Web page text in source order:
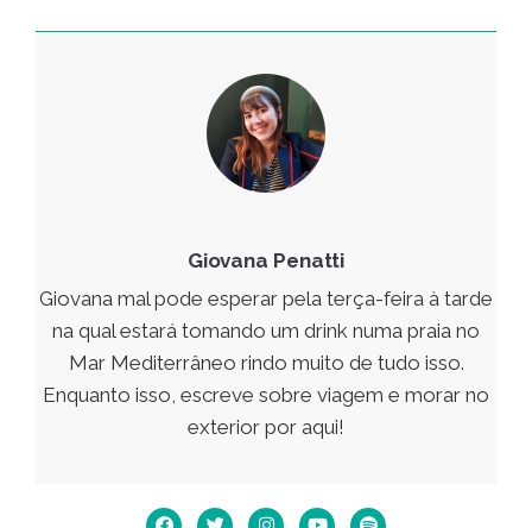
Giovana Penatti
Giovana mal pode esperar pela terça-feira à tarde
na qual estará tomando um drink numa praia no
Mar Mediterrâneo rindo muito de tudo isso.
Enquanto isso, escreve sobre viagem e morar no
exterior por aqui!